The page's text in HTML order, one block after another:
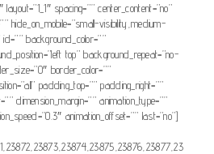
layout=”1_1″ spacing=”” center_content=”no”
hide_on_mobile=”small-visibility,medium-
background_color=””
top” background_repeat=”no-
border_color=””
padding_top=”” padding_right=””
dimension_margin=”” animation_type=””
animation_offset=”” last=”no”]